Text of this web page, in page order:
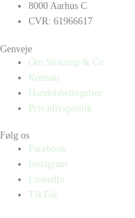
8000 Aarhus C
CVR: 61966617
Genveje
Om Straarup & Co
Kontakt
Handelsbetingelser
Privatlivspolitik
Følg os
Facebook
Instagram
LinkedIn
TikTok